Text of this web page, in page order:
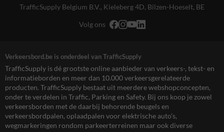
TrafficSupply Belgium B.V., Kieleberg 4D, Bilzen-Hoeselt, BE
Volg ons
Verkeersbord.be is onderdeel van TrafficSupply
TrafficSupply is dé grootste online aanbieder van verkeers-, tekst- en
informatieborden en meer dan 10.000 verkeersgerelateerde
producten. TrafficSupply bestaat uit meerdere webshopconcepten,
onder te verdelen in Traffic, Parking en Safety. Bij ons koop je zowel
verkeersborden met de daarbij behorende beugels en
verkeersbordpalen, oplaadpalen voor elektrische auto’s,
wegmarkeringen rondom parkeerterreinen maar ook diverse